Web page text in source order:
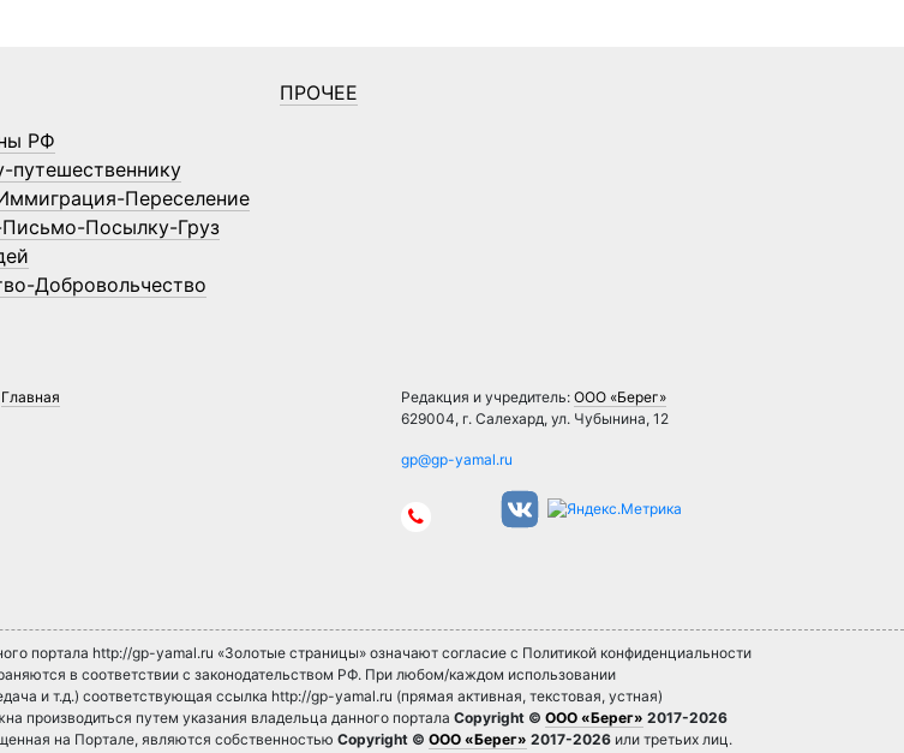
РФ
путешественнику
Переселение
Посылку-Груз
Добровольчество
ПРОЧЕЕ
Главная Редакция и учредитель: ООО «Берег»
629004, г. Салехард, ул. Чубынина, 12
портала http://gp-yamal.ru «Золотые страницы» означают согласие с Политикой конфиденциальности
в соответствии с законодательством РФ. При любом/каждом использовании
и т.д.) соответствующая ссылка http://gp-yamal.ru (прямая активная, текстовая, устная)
производиться путем указания владельца данного портала Copyright © ООО «Берег» 2017-2026
на Портале, являются собственностью Copyright © ООО «Берег» 2017-2026 или третьих лиц.